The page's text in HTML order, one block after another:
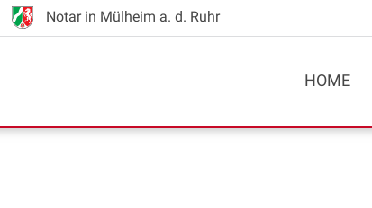
Notarin Mülheim a. d. Ruhr
HOME